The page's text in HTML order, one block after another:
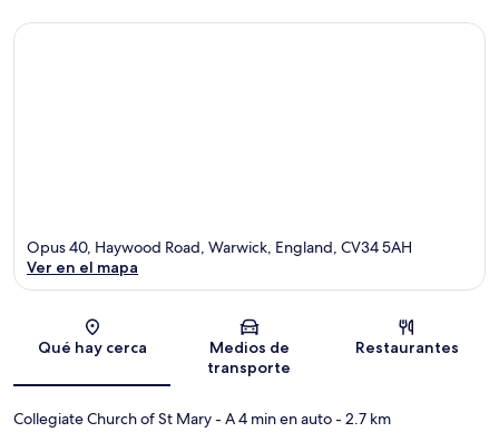
Sección del mapa
Opus 40, Haywood Road, Warwick, England, CV34 5AH
Ver en el mapa
Qué hay cerca
Medios de
transporte
Restaurantes
Collegiate Church of St Mary- A 4 min en auto- 2.7 km